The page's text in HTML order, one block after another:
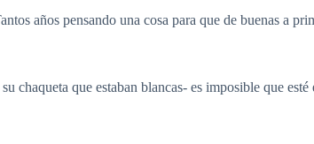
años pensando una cosa para que de buenas a
chaqueta que estaban blancas- es imposible que esté